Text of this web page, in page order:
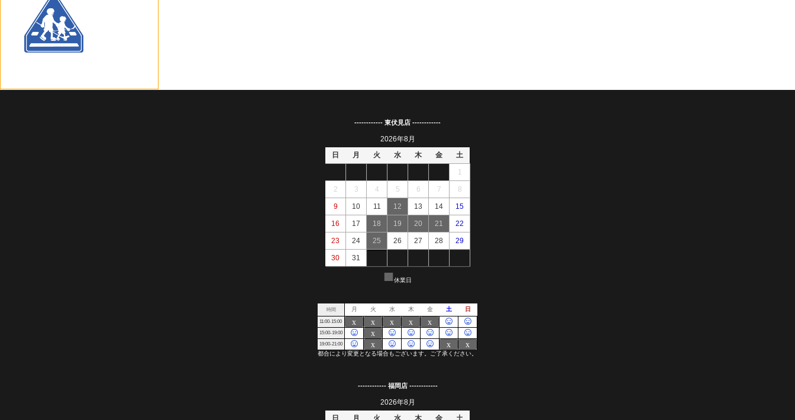
------------ 東伏見店 ------------
------------ 福岡店 ------------